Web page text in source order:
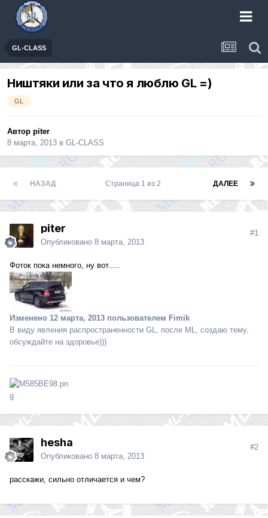
GL-CLASS
Ништяки или за что я люблю GL =)
GL
Автор piter
8 марта, 2013 в GL-CLASS
НАЗАД ДАЛЕЕ
Страница 1 из 2
piter
Опубликовано 8 марта, 2013
#1
Фоток пока немного, ну вот.....
Изменено 12 марта, 2013 пользователем Fimik
В виду явления распространенности GL, после ML, создаю тему,
обсуждайте на здоровье)))
hesha
Опубликовано 8 марта, 2013
#2
расскажи, сильно отличается и чем?